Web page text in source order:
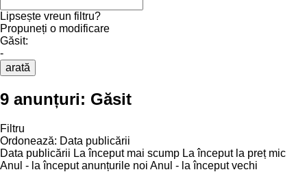
Lipsește vreun filtru?
Propuneți o modificare
Găsit:
-
arată
9 anunțuri: Găsit
Filtru
Ordonează: Data publicării
Data publicării La început mai scump La început la preț mic
Anul - la început anunțurile noi Anul - la început vechi